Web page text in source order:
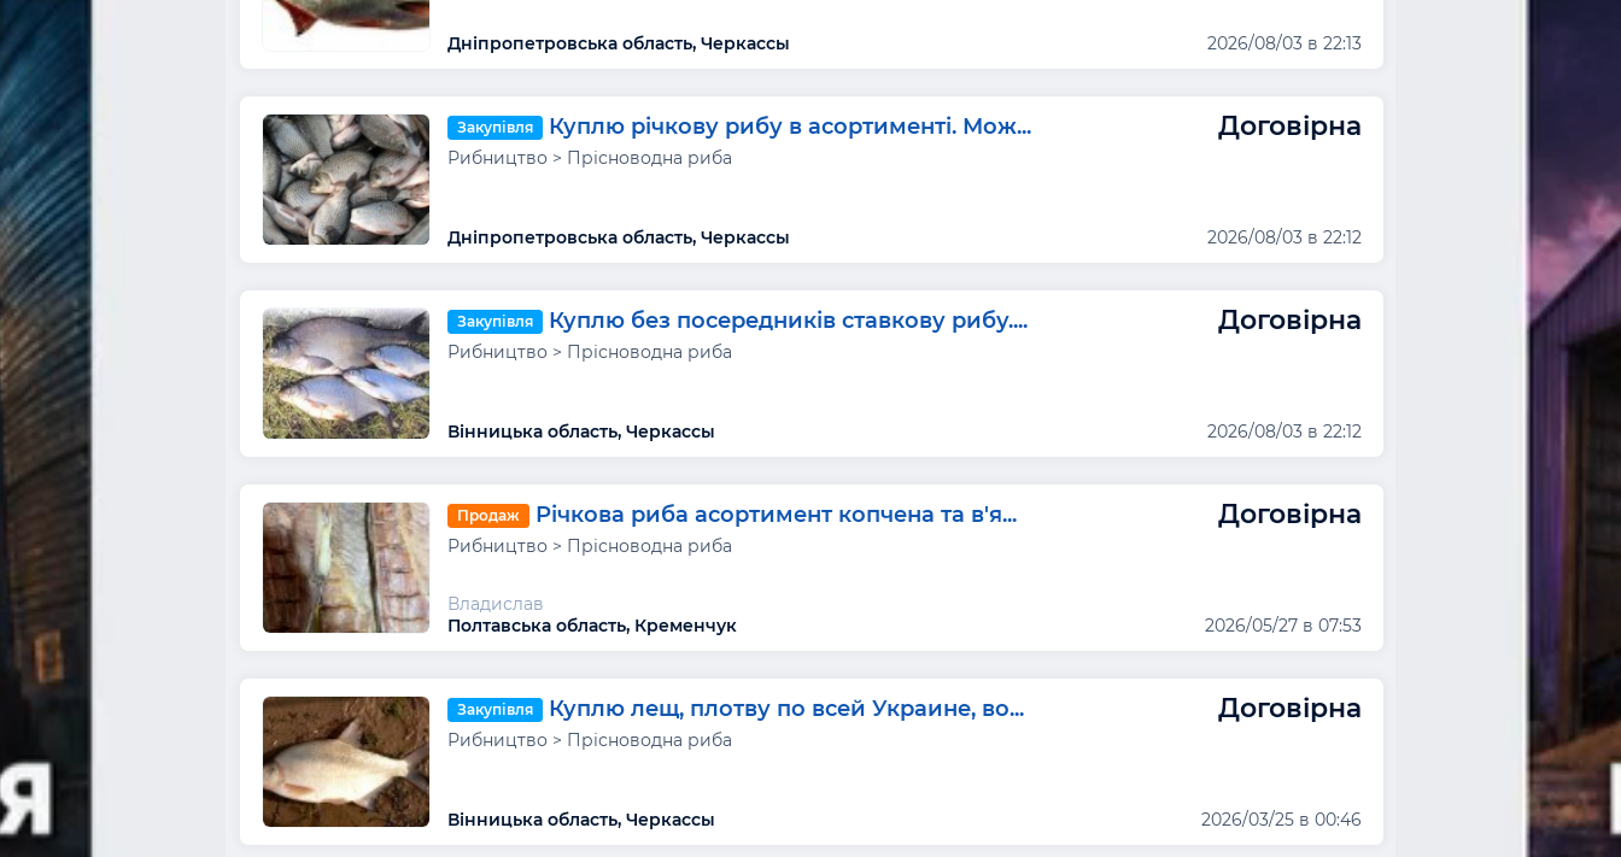
Дніпропетровська область, Черкассы 2026/08/03 в 22:13
Закупівля Куплю річкову рибу в асортименті. Мож... Договірна
Рибництво > Прісноводна риба
Дніпропетровська область, Черкассы 2026/08/03 в 22:12
Закупівля Куплю без посередників ставкову рибу.... Договірна
Рибництво > Прісноводна риба
Вінницька область, Черкассы 2026/08/03 в 22:12
Продаж Річкова риба асортимент копчена та в'я... Договірна
Рибництво > Прісноводна риба
Владислав
Полтавська область, Кременчук
2026/05/27 в 07:53
Закупівля Куплю лещ, плотву по всей Украине, во... Договірна
Рибництво > Прісноводна риба
Вінницька область, Черкассы 2026/03/25 в 00:46